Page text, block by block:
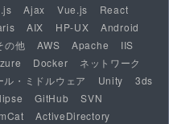
Ajax Vue.js
React
AIX HP-UX
Android
の他 AWS Apache
IIS
Docker
ネットワーク
ル・ミドルウェア Unity
3ds
GitHub
SVN
ActiveDirectory